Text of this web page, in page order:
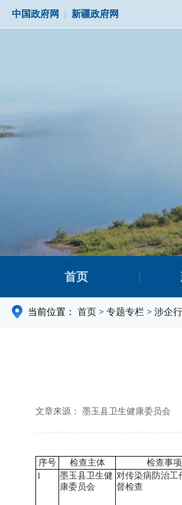
中国政府网 | 新疆政府网
首页
当前位置： 首页 > 专题专栏 > 涉企
文章来源： 墨玉县卫生健康委员会
序号 检查主体 检查事项
1
墨玉县卫生健
康委员会
对传染病防治工
督检查